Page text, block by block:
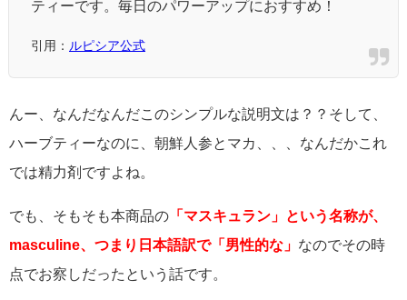
ティーです。毎日のパワーアップにおすすめ！
引用： ルピシア公式
んー、なんだなんだこのシンプルな説明文は？？そして、
ハーブティーなのに、朝鮮人参とマカ、、、なんだかこれ
では精力剤ですよね。
でも、そもそも本商品の 「マスキュラン」という名称が、
masculine、つまり日本語訳で「男性的な」 なのでその時
点でお察しだったという話です。